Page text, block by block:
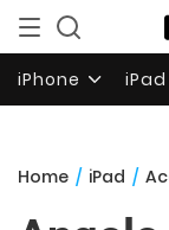
iPhone iPad
Home / iPad /